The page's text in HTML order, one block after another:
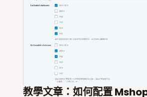
教學文章：如何配置